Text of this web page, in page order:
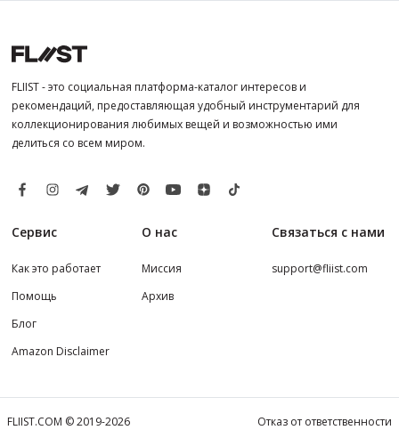
FLIIST - это социальная платформа-каталог интересов и
рекомендаций, предоставляющая удобный инструментарий для
коллекционирования любимых вещей и возможностью ими
делиться со всем миром.
Сервис
Как это работает
Помощь
Блог
Amazon Disclaimer
О нас
Миссия
Архив
Связаться с нами
support@fliist.com
FLIIST.COM © 2019-2026 Отказ от ответственности